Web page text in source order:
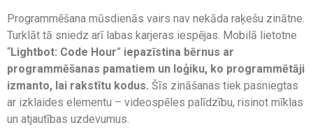
Programmēšana mūsdienās vairs nav nekāda raķešu zinātne.
Turklāt tā sniedz arī labas karjeras iespējas. Mobilā lietotne
“Lightbot: Code Hour” iepazīstina bērnus ar
programmēšanas pamatiem un loģiku, ko programmētāji
izmanto, lai rakstītu kodus. Šīs zināšanas tiek pasniegtas
ar izklaides elementu – videospēles palīdzību, risinot mīklas
un atjautības uzdevumus.